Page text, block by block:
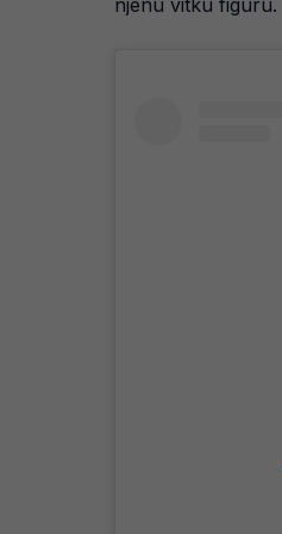
njenu vitku figuru.